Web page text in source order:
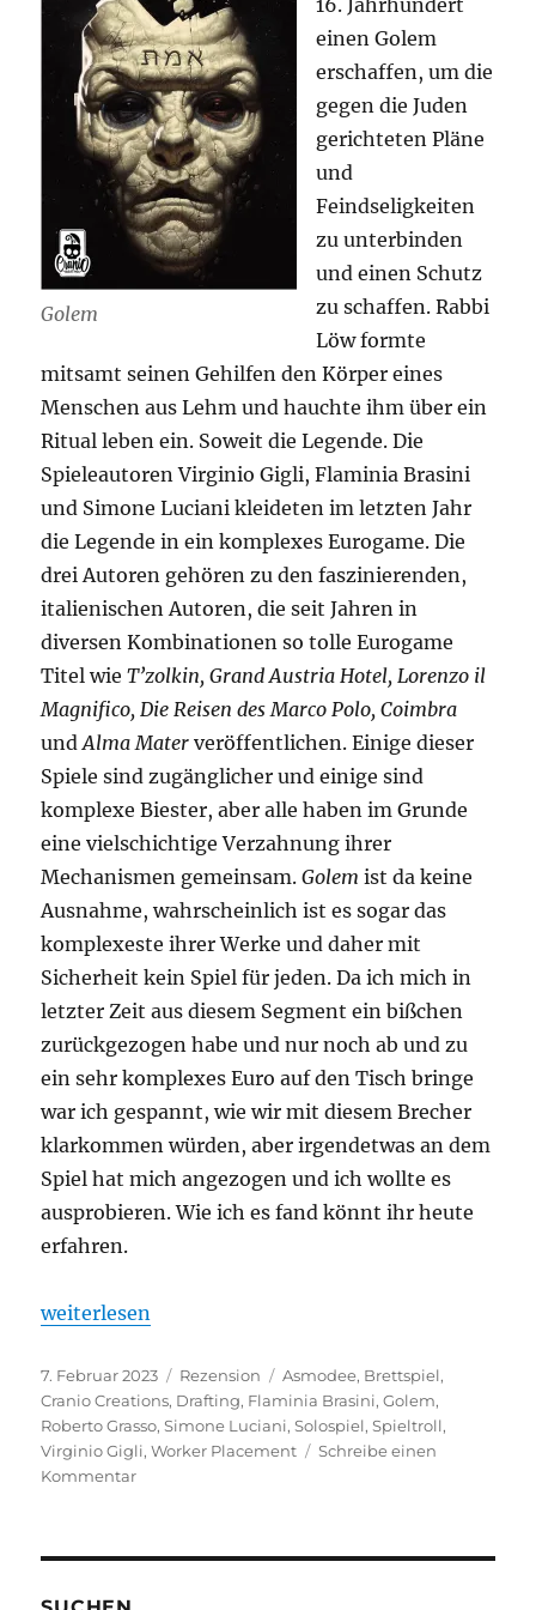
Golem
einen Golem
erschaffen, um die
gegen die Juden
gerichteten Pläne
und
Feindseligkeiten
zu unterbinden
und einen Schutz
zu schaffen. Rabbi
Löw formte
mitsamt seinen Gehilfen den Körper eines
Menschen aus Lehm und hauchte ihm über ein
Ritual leben ein. Soweit die Legende. Die
Spieleautoren Virginio Gigli, Flaminia Brasini
und Simone Luciani kleideten im letzten Jahr
die Legende in ein komplexes Eurogame. Die
drei Autoren gehören zu den faszinierenden,
italienischen Autoren, die seit Jahren in
diversen Kombinationen so tolle Eurogame
Titel wie T’zolkin, Grand Austria Hotel, Lorenzo il
Magnifico, Die Reisen des Marco Polo, Coimbra
undAlma Mater veröffentlichen. Einige dieser
Spiele sind zugänglicher und einige sind
komplexe Biester, aber alle haben im Grunde
eine vielschichtige Verzahnung ihrer
Mechanismen gemeinsam.Golem ist da keine
Ausnahme, wahrscheinlich ist es sogar das
komplexeste ihrer Werke und daher mit
Sicherheit kein Spiel für jeden. Da ich mich in
letzter Zeit aus diesem Segment ein bißchen
zurückgezogen habe und nur noch ab und zu
ein sehr komplexes Euro auf den Tisch bringe
war ich gespannt, wie wir mit diesem Brecher
klarkommen würden, aber irgendetwas an dem
Spiel hat mich angezogen und ich wollte es
ausprobieren. Wie ich es fand könnt ihr heute
erfahren.
„Golem – Ach das ist gar kein Potion Explosion?“
weiterlesen
Veröffentlicht
am
7. Februar 2023 Kategorien
Rezension Schlagwörter
Asmodee, Brettspiel,
Cranio Creations, Drafting, Flaminia Brasini,Golem,
Roberto Grasso,Simone Luciani,Solospiel,Spieltroll,
Virginio Gigli,Worker Placement
Schreibe einen
Kommentarzu